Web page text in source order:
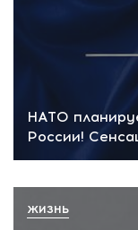
НАТО
России!
ЖИЗНЬ